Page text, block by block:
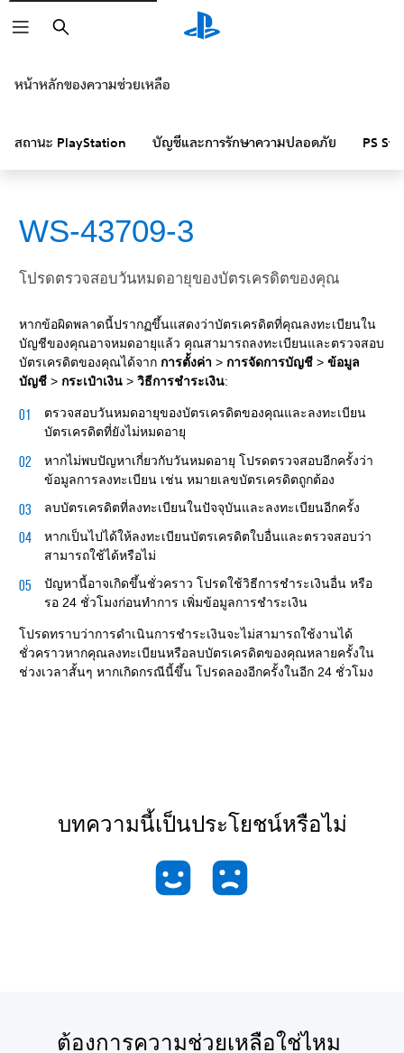
หน้าหลักของความช่วยเหลือ
สถานะ PlayStation บัญชีและการรักษาความปลอดภัย PS
WS-43709-3
โปรดตรวจสอบวันหมดอายุของบัตรเครดิตของคุณ
หากข้อผิดพลาดนี้ปรากฏขึ้นแสดงว่าบัตรเครดิตที่คุณลงทะเบียนใน
บัญชีของคุณอาจหมดอายุแล้ว คุณสามารถลงทะเบียนและตรวจสอบ
บัตรเครดิตของคุณได้จาก การตั้งค่า > การจัดการบัญชี > ข้อมูล
บัญชี > กระเป๋าเงิน > วิธีการชำระเงิน:
ตรวจสอบวันหมดอายุของบัตรเครดิตของคุณและลงทะเบียน
บัตรเครดิตที่ยังไม่หมดอายุ
หากไม่พบปัญหาเกี่ยวกับวันหมดอายุ โปรดตรวจสอบอีกครั้งว่า
ข้อมูลการลงทะเบียน เช่น หมายเลขบัตรเครดิตถูกต้อง
ลบบัตรเครดิตที่ลงทะเบียนในปัจจุบันและลงทะเบียนอีกครั้ง
หากเป็นไปได้ให้ลงทะเบียนบัตรเครดิตใบอื่นและตรวจสอบว่า
สามารถใช้ได้หรือไม่
ปัญหานี้อาจเกิดขึ้นชั่วคราว โปรดใช้วิธีการชำระเงินอื่น หรือ
รอ 24 ชั่วโมงก่อนทำการ เพิ่มข้อมูลการชำระเงิน
โปรดทราบว่าการดำเนินการชำระเงินจะไม่สามารถใช้งานได้
ชั่วคราวหากคุณลงทะเบียนหรือลบบัตรเครดิตของคุณหลายครั้งใน
ช่วงเวลาสั้นๆ หากเกิดกรณีนี้ขึ้น โปรดลองอีกครั้งในอีก 24 ชั่วโมง
บทความนี้เป็นประโยชน์หรือไม่
ต้องการความช่วยเหลือใช่ไหม